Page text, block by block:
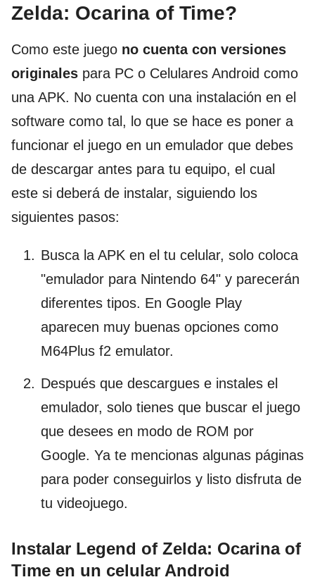
Zelda: Ocarina of Time?
Como este juego no cuenta con versiones
originales para PC o Celulares Android como
una APK. No cuenta con una instalación en el
software como tal, lo que se hace es poner a
funcionar el juego en un emulador que debes
de descargar antes para tu equipo, el cual
este si deberá de instalar, siguiendo los
siguientes pasos:
Busca la APK en el tu celular, solo coloca
"emulador para Nintendo 64" y parecerán
diferentes tipos. En Google Play
aparecen muy buenas opciones como
M64Plus f2 emulator.
Después que descargues e instales el
emulador, solo tienes que buscar el juego
que desees en modo de ROM por
Google. Ya te mencionas algunas páginas
para poder conseguirlos y listo disfruta de
tu videojuego.
Instalar Legend of Zelda: Ocarina of
Time en un celular Android